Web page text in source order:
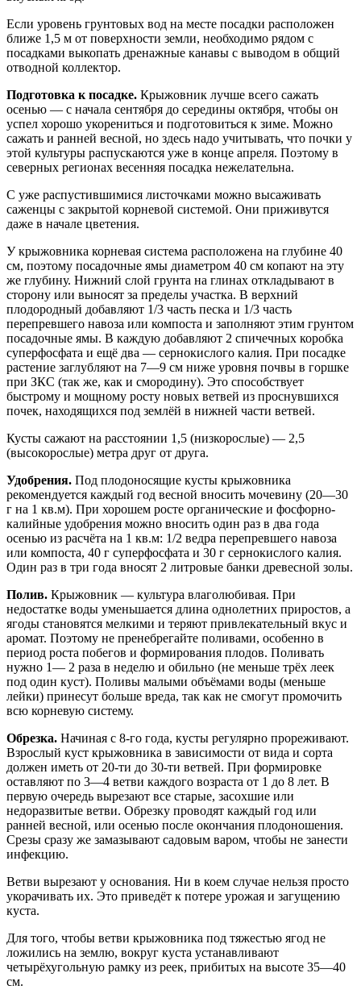
Если уровень грунтовых вод на месте посадки расположен
ближе 1,5 м от поверхности земли, необходимо рядом с
посадками выкопать дренажные канавы с выводом в общий
отводной коллектор.
Подготовка к посадке. Крыжовник лучше всего сажать
осенью — с начала сентября до середины октября, чтобы он
успел хорошо укорениться и подготовиться к зиме. Можно
сажать и ранней весной, но здесь надо учитывать, что почки у
этой культуры распускаются уже в конце апреля. Поэтому в
северных регионах весенняя посадка нежелательна.
С уже распустившимися листочками можно высаживать
саженцы с закрытой корневой системой. Они приживутся
даже в начале цветения.
У крыжовника корневая система расположена на глубине 40
см, поэтому посадочные ямы диаметром 40 см копают на эту
же глубину. Нижний слой грунта на глинах откладывают в
сторону или выносят за пределы участка. В верхний
плодородный добавляют 1/3 часть песка и 1/3 часть
перепревшего навоза или компоста и заполняют этим грунтом
посадочные ямы. В каждую добавляют 2 спичечных коробка
суперфосфата и ещё два — сернокислого калия. При посадке
растение заглубляют на 7—9 см ниже уровня почвы в горшке
при ЗКС (так же, как и смородину). Это способствует
быстрому и мощному росту новых ветвей из проснувшихся
почек, находящихся под землёй в нижней части ветвей.
Кусты сажают на расстоянии 1,5 (низкорослые) — 2,5
(высокорослые) метра друг от друга.
Удобрения. Под плодоносящие кусты крыжовника
рекомендуется каждый год весной вносить мочевину (20—30
г на 1 кв.м). При хорошем росте органические и фосфорно-
калийные удобрения можно вносить один раз в два года
осенью из расчёта на 1 кв.м: 1/2 ведра перепревшего навоза
или компоста, 40 г суперфосфата и 30 г сернокислого калия.
Один раз в три года вносят 2 литровые банки древесной золы.
Полив. Крыжовник — культура влаголюбивая. При
недостатке воды уменьшается длина однолетних приростов, а
ягоды становятся мелкими и теряют привлекательный вкус и
аромат. Поэтому не пренебрегайте поливами, особенно в
период роста побегов и формирования плодов. Поливать
нужно 1— 2 раза в неделю и обильно (не меньше трёх леек
под один куст). Поливы малыми объёмами воды (меньше
лейки) принесут больше вреда, так как не смогут промочить
всю корневую систему.
Обрезка. Начиная с 8-го года, кусты регулярно прореживают.
Взрослый куст крыжовника в зависимости от вида и сорта
должен иметь от 20-ти до 30-ти ветвей. При формировке
оставляют по 3—4 ветви каждого возраста от 1 до 8 лет. В
первую очередь вырезают все старые, засохшие или
недоразвитые ветви. Обрезку проводят каждый год или
ранней весной, или осенью после окончания плодоношения.
Срезы сразу же замазывают садовым варом, чтобы не занести
инфекцию.
Ветви вырезают у основания. Ни в коем случае нельзя просто
укорачивать их. Это приведёт к потере урожая и загущению
куста.
Для того, чтобы ветви крыжовника под тяжестью ягод не
ложились на землю, вокруг куста устанавливают
четырёхугольную рамку из реек, прибитых на высоте 35—40
см.